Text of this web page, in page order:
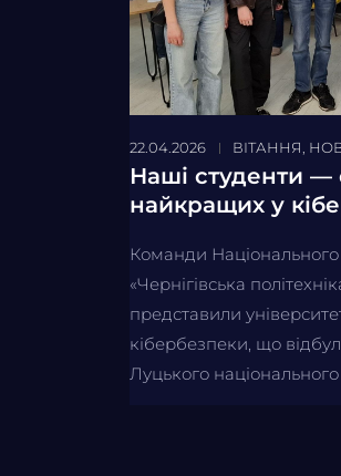
22.04.2026 ВІТАННЯ,
Наші студенти —
найкращих у
Команди Національного
«Чернігівська
представили
кібербезпеки, що
Луцького національного